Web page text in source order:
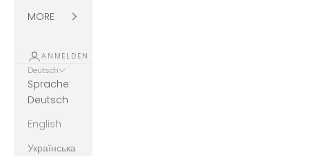
MORE
ANMELDEN
Deutsch
Sprache
Deutsch
English
Українська